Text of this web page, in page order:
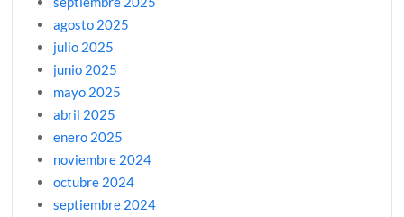
agosto 2025
julio 2025
junio 2025
mayo 2025
abril 2025
enero 2025
noviembre 2024
octubre 2024
septiembre 2024